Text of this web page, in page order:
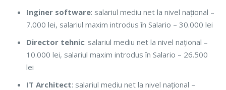
Inginer software: salariul mediu net la nivel național –
7.000 lei, salariul maxim introdus în Salario – 30.000 lei
Director tehnic: salariul mediu net la nivel național –
10.000 lei, salariul maxim introdus în Salario – 26.500
lei
IT Architect: salariul mediu net la nivel național –